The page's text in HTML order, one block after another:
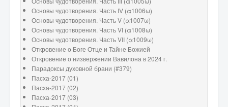
Основы чудотворения. Часть IV (α1006ω)
Основы чудотворения. Часть V (α1007ω)
Основы чудотворения. Часть VI (α1008ω)
Основы чудотворения. Часть VII (α1009ω)
Откровение о Боге Отце и Тайне Божией
Откровение о низвержении Вавилона в 2024 г.
Парадоксы духовной брани (#379)
Пасха-2017 (01)
Пасха-2017 (02)
Пасха-2017 (03)